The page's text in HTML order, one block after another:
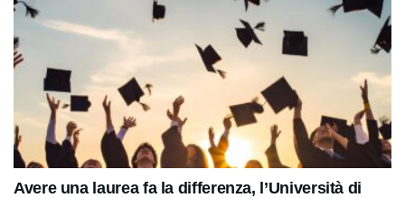
Avere una laurea fa la differenza, l’Università di